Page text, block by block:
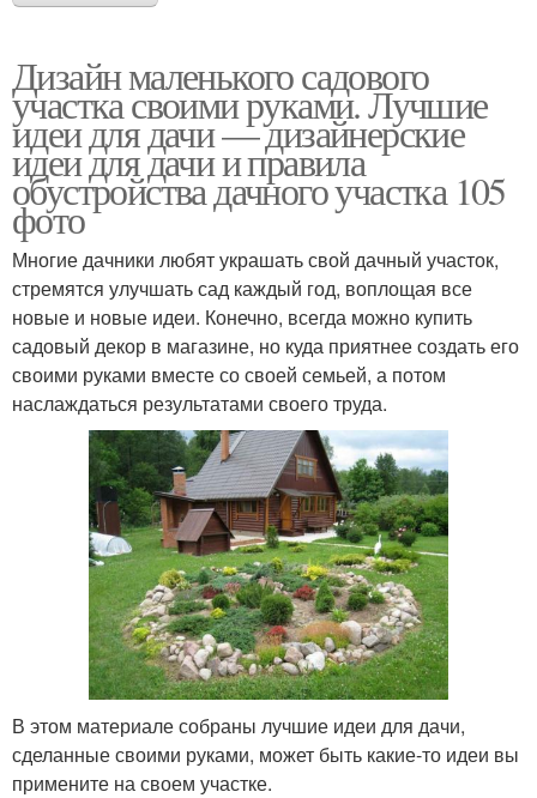
Дизайн маленького садового
участка своими руками. Лучшие
идеи для дачи — дизайнерские
идеи для дачи и правила
обустройства дачного участка 105
фото
Многие дачники любят украшать свой дачный участок,
стремятся улучшать сад каждый год, воплощая все
новые и новые идеи. Конечно, всегда можно купить
садовый декор в магазине, но куда приятнее создать его
своими руками вместе со своей семьей, а потом
наслаждаться результатами своего труда.
В этом материале собраны лучшие идеи для дачи,
сделанные своими руками, может быть какие-то идеи вы
примените на своем участке.